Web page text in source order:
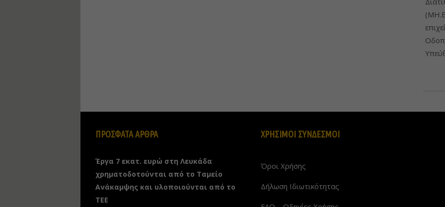
ΠΡΟΣΦΑΤΑ ΑΡΘΡΑ
Έργα 7 εκατ. ευρώ στη Λευκάδα
χρηματοδοτούνται από το Ταμείο
Ανάκαμψης και υλοποιούνται από το
ΤΕΕ
ΧΡΗΣΙΜΟΙ ΣΥΝΔΕΣΜΟΙ
Όροι Χρήσης
Δήλωση Ιδιωτικότητας